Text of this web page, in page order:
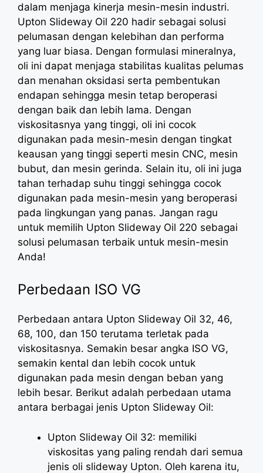
dalam menjaga kinerja mesin-mesin industri.
Upton Slideway Oil 220 hadir sebagai solusi
pelumasan dengan kelebihan dan performa
yang luar biasa. Dengan formulasi mineralnya,
oli ini dapat menjaga stabilitas kualitas pelumas
dan menahan oksidasi serta pembentukan
endapan sehingga mesin tetap beroperasi
dengan baik dan lebih lama. Dengan
viskositasnya yang tinggi, oli ini cocok
digunakan pada mesin-mesin dengan tingkat
keausan yang tinggi seperti mesin CNC, mesin
bubut, dan mesin gerinda. Selain itu, oli ini juga
tahan terhadap suhu tinggi sehingga cocok
digunakan pada mesin-mesin yang beroperasi
pada lingkungan yang panas. Jangan ragu
untuk memilih Upton Slideway Oil 220 sebagai
solusi pelumasan terbaik untuk mesin-mesin
Anda!
Perbedaan ISO VG
Perbedaan antara Upton Slideway Oil 32, 46,
68, 100, dan 150 terutama terletak pada
viskositasnya. Semakin besar angka ISO VG,
semakin kental dan lebih cocok untuk
digunakan pada mesin dengan beban yang
lebih besar. Berikut adalah perbedaan utama
antara berbagai jenis Upton Slideway Oil:
Upton Slideway Oil 32: memiliki
viskositas yang paling rendah dari semua
jenis oli slideway Upton. Oleh karena itu,